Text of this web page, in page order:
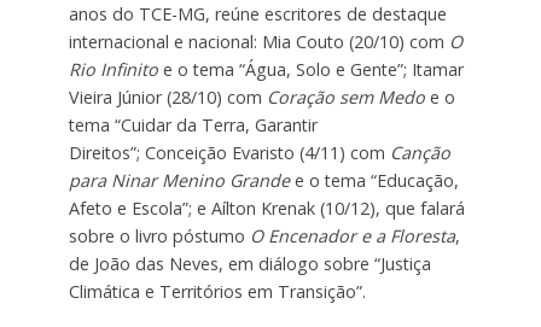
anos do TCE-MG, reúne escritores de destaque
internacional e nacional: Mia Couto (20/10) com O
Rio Infinitoe o tema “Água, Solo e Gente”; Itamar
Vieira Júnior (28/10) com Coração sem Medoe o
tema “Cuidar da Terra, Garantir
Direitos”; Conceição Evaristo (4/11) com Canção
para Ninar Menino Grandee o tema “Educação,
Afeto e Escola”; e Aílton Krenak (10/12), que falará
sobre o livro póstumo O Encenador e a Floresta,
de João das Neves, em diálogo sobre “Justiça
Climática e Territórios em Transição”.